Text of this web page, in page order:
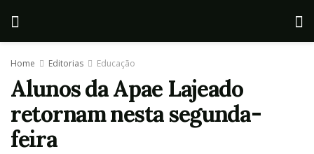
Home Editorias Educação
Alunos da Apae Lajeado
retornam nesta segunda-
feira